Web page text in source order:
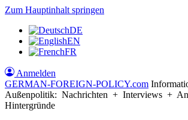
Zum Hauptinhalt springen
DE
EN
FR
Anmelden
GERMAN-FOREIGN-POLICY.com
Außenpolitik: Nachrichten + Interviews +
Hintergründe